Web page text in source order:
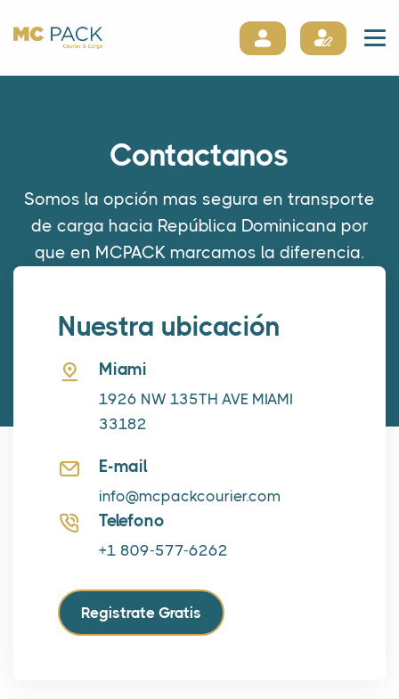
Contactanos
Somos la opción mas segura en transporte
de carga hacia República Dominicana por
que en MCPACK marcamos la diferencia.
Nuestra ubicación
Miami
1926 NW 135TH AVE MIAMI
33182
E-mail
info@mcpackcourier.com
Telefono
+1 809-577-6262
Registrate Gratis